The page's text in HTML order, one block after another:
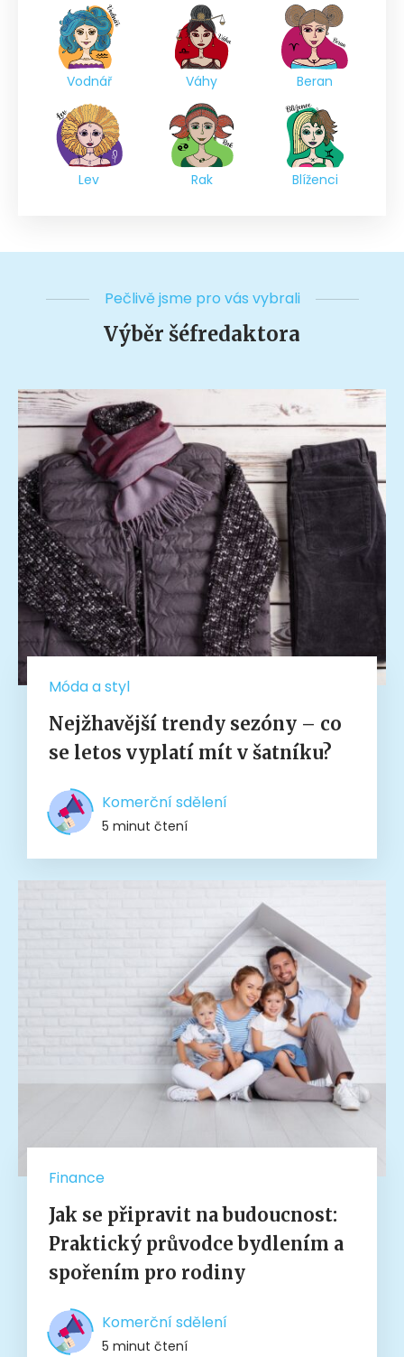
Vodnář Váhy Beran
Lev Rak Blíženci
Pečlivě jsme pro vás vybrali
Výběr šéfredaktora
Móda a styl
Nejžhavější trendy sezóny – co
se letos vyplatí mít v šatníku?
Komerční sdělení
5 minut čtení
Finance
Jak se připravit na budoucnost:
Praktický průvodce bydlením a
spořením pro rodiny
Komerční sdělení
5 minut čtení